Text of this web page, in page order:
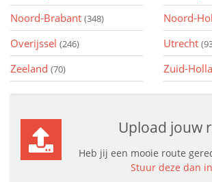
Noord-Brabant (348) Noord-
Overijssel (246) Utrecht
Zeeland (70) Zuid-
Upload jouw
Heb jij een mooie route
Stuur deze dan